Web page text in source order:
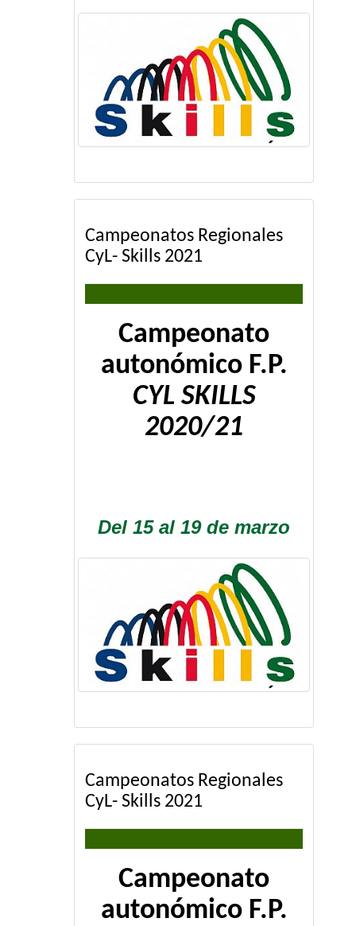
Campeonatos Regionales
CyL- Skills 2021
Campeonato
autonómico F.P.
CYL SKILLS
2020/21
Del 15 al 19 de marzo
Campeonatos Regionales
CyL- Skills 2021
Campeonato
autonómico F.P.